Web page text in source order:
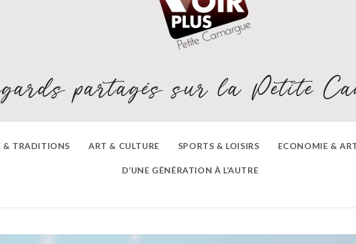
partagés sur la Petite
& TRADITIONS ART & CULTURE SPORTS & LOISIRS ECONOMIE &
D’UNE GÉNÉRATION À L’AUTRE